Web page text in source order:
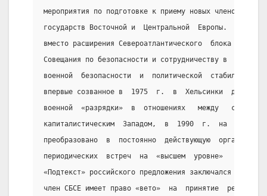
мероприятия по подготовке к приему новых членов  —
государств Восточной и  Центральной  Европы.  Россия
вместо расширения Североатлантического  блока
Совещания по безопасности и сотрудничеству в
военной  безопасности  и  политической
впервые созванное в  1975  г.  в  Хельсинки  для
военной  «разрядки»  в  отношениях   между
капиталистическим  Западом,  в  1990  г.  на
преобразовано  в  постоянно  действующую
периодических  встреч  на  «высшем  уровне»   и
«Подтекст» российского предложения заключался в том,
член СБСЕ имеет право «вето»  на  принятие  решений.